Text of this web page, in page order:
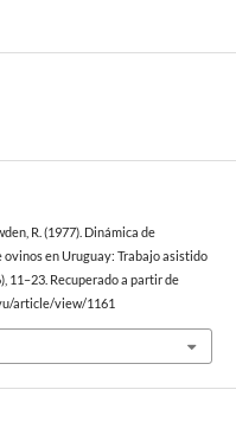
R. (1977). Dinámica de
en Uruguay: Trabajo asistido
11–23. Recuperado a partir de
article/view/1161